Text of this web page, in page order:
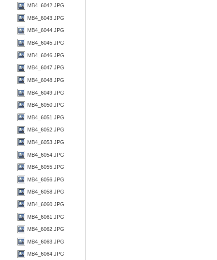
MB4_6042.JPG
MB4_6043.JPG
MB4_6044.JPG
MB4_6045.JPG
MB4_6046.JPG
MB4_6047.JPG
MB4_6048.JPG
MB4_6049.JPG
MB4_6050.JPG
MB4_6051.JPG
MB4_6052.JPG
MB4_6053.JPG
MB4_6054.JPG
MB4_6055.JPG
MB4_6056.JPG
MB4_6058.JPG
MB4_6060.JPG
MB4_6061.JPG
MB4_6062.JPG
MB4_6063.JPG
MB4_6064.JPG